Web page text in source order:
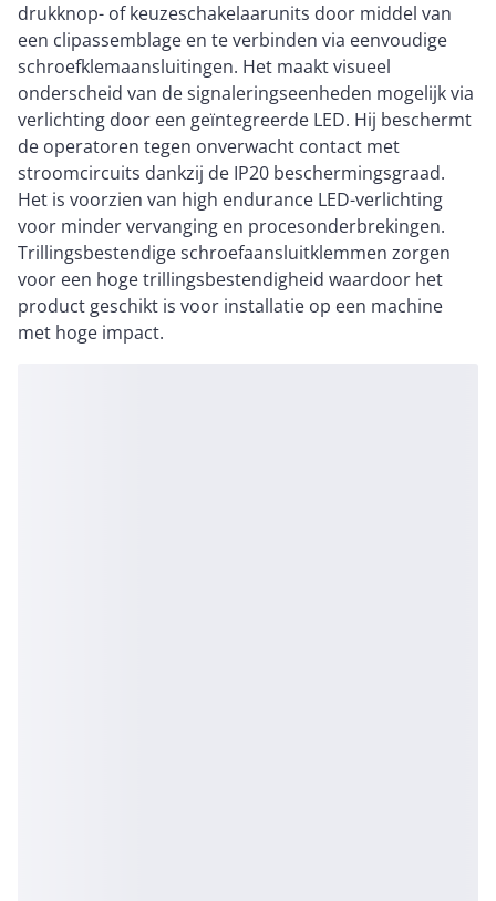
drukknop- of keuzeschakelaarunits door middel van
een clipassemblage en te verbinden via eenvoudige
schroefklemaansluitingen. Het maakt visueel
onderscheid van de signaleringseenheden mogelijk via
verlichting door een geïntegreerde LED. Hij beschermt
de operatoren tegen onverwacht contact met
stroomcircuits dankzij de IP20 beschermingsgraad.
Het is voorzien van high endurance LED-verlichting
voor minder vervanging en procesonderbrekingen.
Trillingsbestendige schroefaansluitklemmen zorgen
voor een hoge trillingsbestendigheid waardoor het
product geschikt is voor installatie op een machine
met hoge impact.